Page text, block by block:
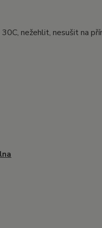
nežehlit, nesušit na